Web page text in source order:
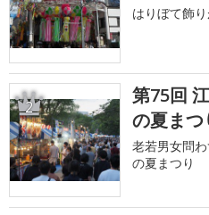
はりぼて飾
2
第75回
の夏ま
老若男女問
の夏まつり